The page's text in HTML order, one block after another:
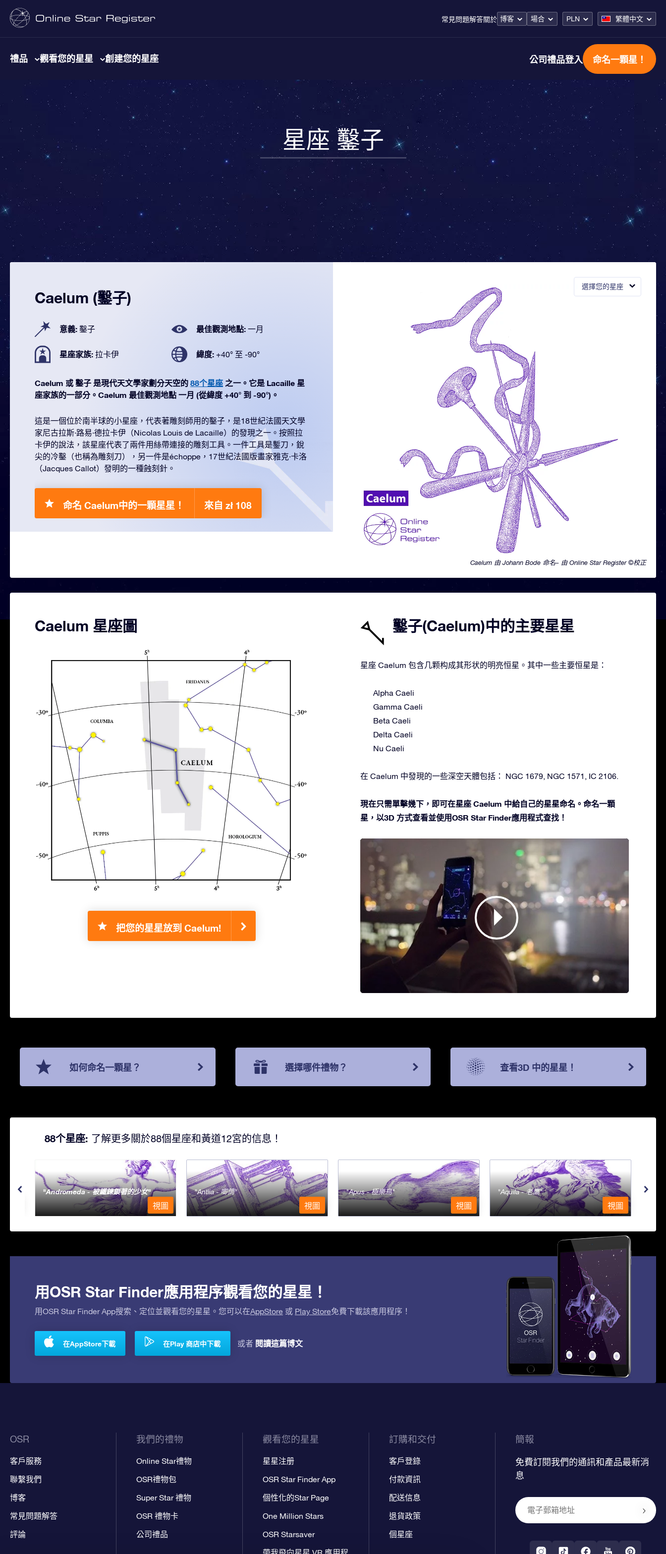
常見問題解答關於 博客 場合 PLN 繁體中文
禮品 觀看您的星星 創建您的星座 公司禮品登入 命名一顆星！
星座 鑿子
選擇您的星座
Caelum 由 Johann Bode 命名– 由 Online Star Register ©校正
Caelum (鑿子)
意義: 鑿子 最佳觀測地點: 一月
星座家族: 拉卡伊 緯度: +40° 至 -90°
Caelum 或 鑿子 是現代天文學家劃分天空的 88个星座 之一。它是 Lacaille 星
座家族的一部分。Caelum 最佳觀測地點 一月 (從緯度 +40° 到 -90°)。
這是一個位於南半球的小星座，代表著雕刻師用的鑿子，是18世紀法國天文學
家尼古拉斯·路易·德拉卡伊（Nicolas Louis de Lacaille）的發現之一。按照拉
卡伊的說法，該星座代表了兩件用絲帶連接的雕刻工具。一件工具是鏨刀，銳
尖的冷鑿（也稱為雕刻刀），另一件是échoppe，17世紀法國版畫家雅克·卡洛
（Jacques Callot）發明的一種蝕刻針。
命名 Caelum中的一顆星星！ 來自 zł 108
Caelum 星座圖
把您的星星放到 Caelum!
鑿子(Caelum)中的主要星星
星座 Caelum 包含几颗构成其形状的明亮恒星。其中一些主要恒星是：
Alpha Caeli
Gamma Caeli
Beta Caeli
Delta Caeli
Nu Caeli
在 Caelum 中發現的一些深空天體包括： NGC 1679, NGC 1571, IC 2106.
現在只需單擊幾下，即可在星座 Caelum 中給自己的星星命名。命名一顆
星，以3D 方式查看並使用OSR Star Finder應用程式查找！
如何命名一顆星？ 選擇哪件禮物？ 查看3D 中的星星！
88个星座: 了解更多關於88個星座和黃道12宮的信息！
Andromeda - 被鐵鍊鎖著的少女
視圖
Antlia - 唧筒
視圖
Apus - 極樂鳥
視圖
Aquila - 老鷹
視圖
用OSR Star Finder應用程序觀看您的星星！
用OSR Star Finder App搜索、定位並觀看您的星星。您可以在AppStore 或 Play Store免費下載該應用程序！
在AppStore下載 在Play 商店中下載 或者 閱讀這篇博文
OSR
客戶服務
聯繫我們
博客
常見問題解答
評論
我們的禮物
Online Star禮物
OSR禮物包
Super Star 禮物
OSR 禮物卡
公司禮品
觀看您的星星
星星注册
OSR Star Finder App
個性化的Star Page
One Million Stars
OSR Starsaver
訂購和交付
客戶登錄
付款資訊
配送信息
退貨政策
個星座
簡報
免費訂閱我們的通訊和產品最新消
息